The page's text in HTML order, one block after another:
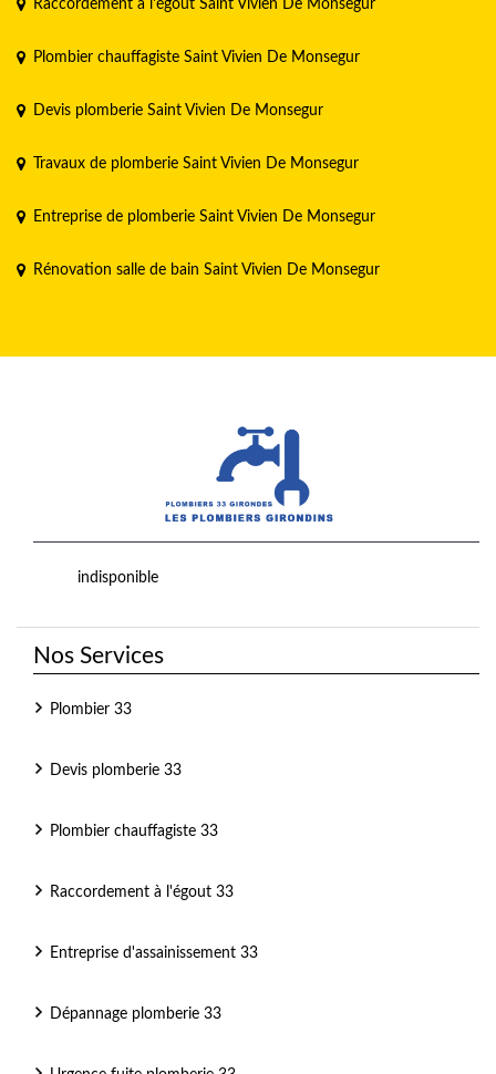
Raccordement à l'égout Saint Vivien De Monsegur
Plombier chauffagiste Saint Vivien De Monsegur
Devis plomberie Saint Vivien De Monsegur
Travaux de plomberie Saint Vivien De Monsegur
Entreprise de plomberie Saint Vivien De Monsegur
Rénovation salle de bain Saint Vivien De Monsegur
indisponible
Nos Services
Plombier 33
Devis plomberie 33
Plombier chauffagiste 33
Raccordement à l'égout 33
Entreprise d'assainissement 33
Dépannage plomberie 33